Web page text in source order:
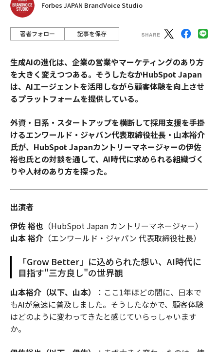
Forbes JAPAN BrandVoice Studio
著者フォロー 記事を保存
生成AIの進化は、企業の営業やマーケティングのあり方
を大きく変えつつある。そうしたなかHubSpot Japan
は、AIエージェントを活用しながら顧客体験を向上させ
るプラットフォームを提供している。
外資・日系・スタートアップを横断して採用支援を手掛
けるエンワールド・ジャパン代表取締役社長・山本裕介
氏が、HubSpot Japanカントリーマネージャーの伊佐
裕也氏との対談を通して、AI時代に求められる組織づく
りや人材のあり方を探った。
出演者
伊佐 裕也（HubSpot Japan カントリーマネージャー）
山本 裕介（エンワールド・ジャパン 代表取締役社長）
「Grow Better」に込められた想い、AI時代に
目指す"三方良し"の世界観
山本裕介（以下、山本）
：ここ1年ほどの間に、日本で
もAIが急速に普及しました。そうしたなかで、顧客体験
はどのように変わってきたと感じていらっしゃいます
か。